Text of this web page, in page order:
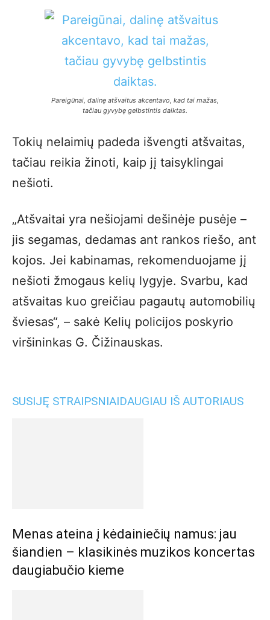
Pareigūnai, dalinę atšvaitus akcentavo, kad tai mažas,
tačiau gyvybę gelbstintis daiktas.
Tokių nelaimių padeda išvengti atšvaitas,
tačiau reikia žinoti, kaip jį taisyklingai
nešioti.
„Atšvaitai yra nešiojami dešinėje pusėje –
jis segamas, dedamas ant rankos riešo, ant
kojos. Jei kabinamas, rekomenduojame jį
nešioti žmogaus kelių lygyje. Svarbu, kad
atšvaitas kuo greičiau pagautų automobilių
šviesas“, – sakė Kelių policijos poskyrio
viršininkas G. Čižinauskas.
SUSIJĘ STRAIPSNIAIDAUGIAU IŠ AUTORIAUS
Menas ateina į kėdainiečių namus: jau
šiandien – klasikinės muzikos koncertas
daugiabučio kieme